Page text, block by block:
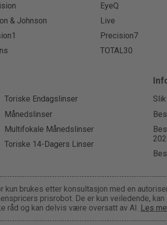
EyeQ
& Johnson Live
Precision7
TOTAL30
Toriske Endagslinser
Månedslinser
Multifokale Månedslinser
Toriske 14-Dagers Linser
kun brukes etter konsultasjon med en
prisrobot. De er kun veiledende,
råd og kan delvis være oversatt av AI. Les